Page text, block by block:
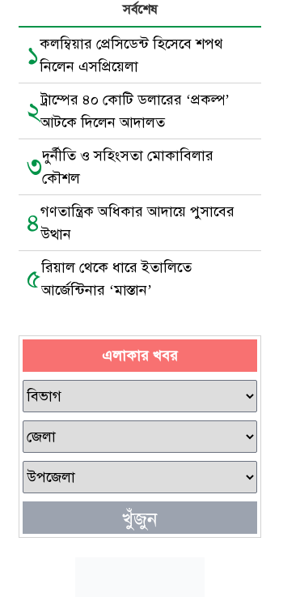
সর্বশেষ
১কলম্বিয়ার প্রেসিডেন্ট হিসেবে শপথ
নিলেন এসপ্রিয়েলা
২ট্রাম্পের ৪০ কোটি ডলারের ‘প্রকল্প’
আটকে দিলেন আদালত
৩দুর্নীতি ও সহিংসতা মোকাবিলার
কৌশল
৪গণতান্ত্রিক অধিকার আদায়ে পুসাবের
উত্থান
৫রিয়াল থেকে ধারে ইতালিতে
আর্জেন্টিনার ‘মাস্তান’
এলাকার খবর
খুঁজুন